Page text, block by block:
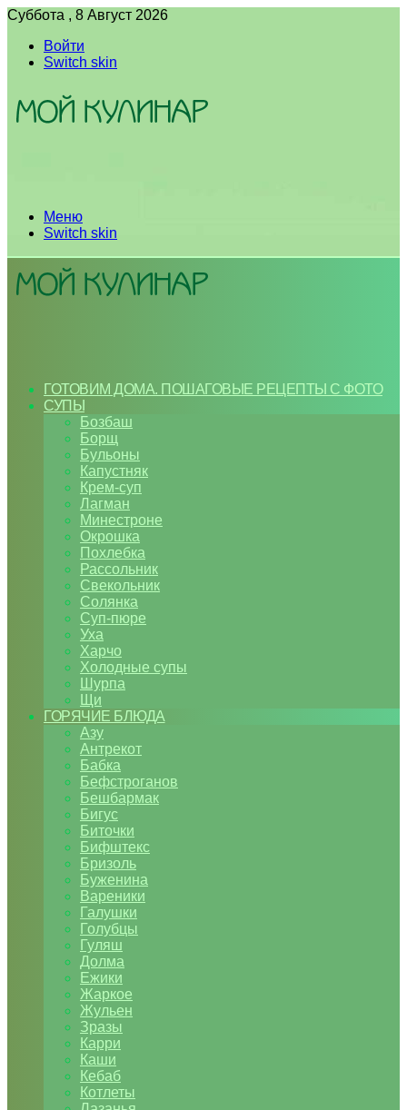
Суббота , 8 Август 2026
Войти
Switch skin
Меню
Switch skin
ГОТОВИМ ДОМА. ПОШАГОВЫЕ РЕЦЕПТЫ С ФОТО
СУПЫ
Бозбаш
Борщ
Бульоны
Капустняк
Крем-суп
Лагман
Минестроне
Окрошка
Похлебка
Рассольник
Свекольник
Солянка
Суп-пюре
Уха
Харчо
Холодные супы
Шурпа
Щи
ГОРЯЧИЕ БЛЮДА
Азу
Антрекот
Бабка
Бефстроганов
Бешбармак
Бигус
Биточки
Бифштекс
Бризоль
Буженина
Вареники
Галушки
Голубцы
Гуляш
Долма
Ежики
Жаркое
Жульен
Зразы
Карри
Каши
Кебаб
Котлеты